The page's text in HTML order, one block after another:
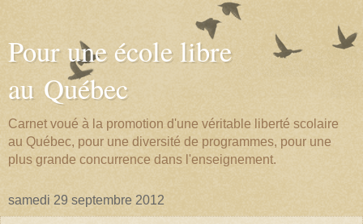
Pour une école libre
au Québec
Carnet voué à la promotion d'une véritable liberté scolaire
au Québec, pour une diversité de programmes, pour une
plus grande concurrence dans l'enseignement.
samedi 29 septembre 2012